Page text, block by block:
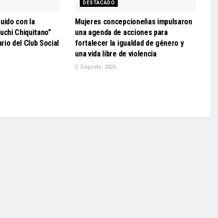
con la
Chiquitano”
del Club Social
DESTACADO
Mujeres concepcioneñas impulsaron
una agenda de acciones para
fortalecer la igualdad de género y
una vida libre de violencia
3 agosto, 2026